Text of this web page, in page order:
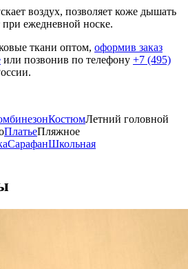
воздух, позволяет коже дышать
ежедневной носке.
ткани оптом, оформив заказ
или позвонив по телефону +7 (495)
КостюмЛетний головной
ПлатьеПляжное
СарафанШкольная